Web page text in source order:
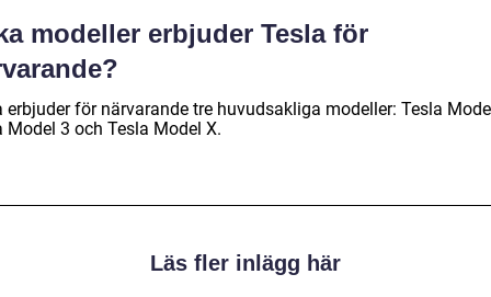
modeller erbjuder Tesla för
erbjuder för närvarande tre huvudsakliga modeller: Tesla
Model 3 och Tesla Model X.
Läs fler inlägg här